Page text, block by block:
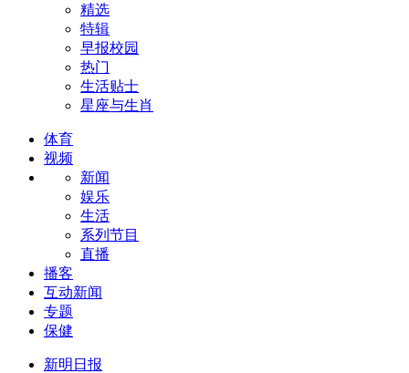
精选
特辑
早报校园
热门
生活贴士
星座与生肖
体育
视频
新闻
娱乐
生活
系列节目
直播
播客
互动新闻
专题
保健
新明日报